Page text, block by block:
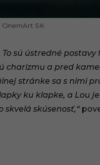
SK
sú ústredné
charizmu a pred
stránke sa s nimi
ku klapke, a Lou
skvelá skúsenosť,“